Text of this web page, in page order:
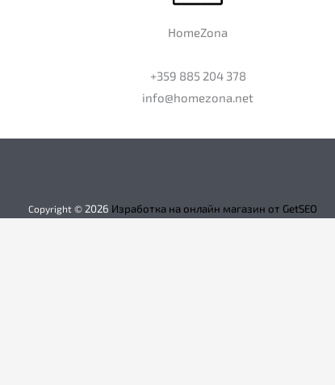
HomeZona
+359 885 204 378
info@homezona.net
Copyright © 2026 Изработка на онлайн магазин от GetSEO